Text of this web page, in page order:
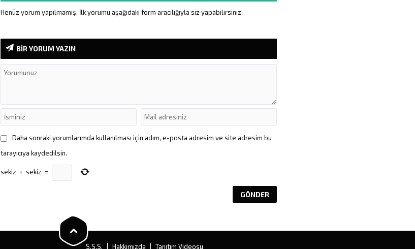
Henüz yorum yapılmamış. İlk yorumu aşağıdaki form aracılığıyla siz yapabilirsiniz.
BİR YORUM YAZIN
Daha sonraki yorumlarımda kullanılması için adım, e-posta adresim ve site adresim bu
tarayıcıya kaydedilsin.
sekiz + sekiz =
S.S.S. Hakkımızda Tanıtım Videosu